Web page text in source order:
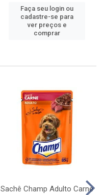
Faça seu login ou
cadastre-se para
ver preços e
comprar
Sachê Champ Adulto Carne